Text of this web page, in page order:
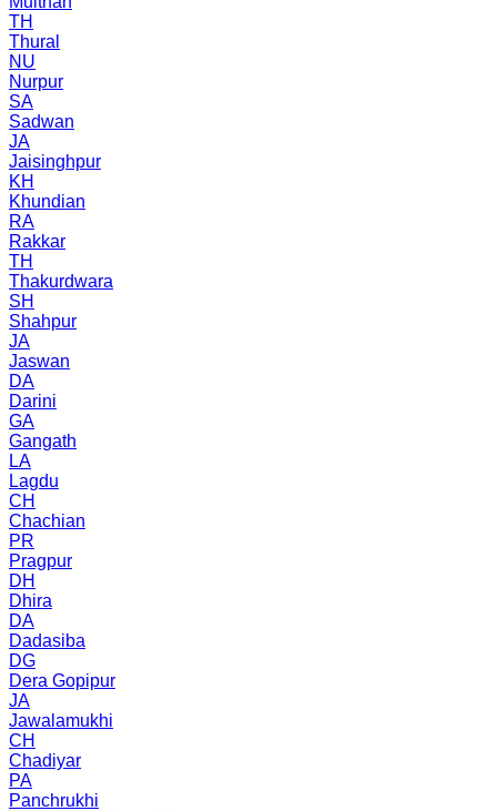
TH
Thural
NU
Nurpur
SA
Sadwan
JA
Jaisinghpur
KH
Khundian
RA
Rakkar
TH
Thakurdwara
SH
Shahpur
JA
Jaswan
DA
Darini
GA
Gangath
LA
Lagdu
CH
Chachian
PR
Pragpur
DH
Dhira
DA
Dadasiba
DG
Dera Gopipur
JA
Jawalamukhi
CH
Chadiyar
PA
Panchrukhi